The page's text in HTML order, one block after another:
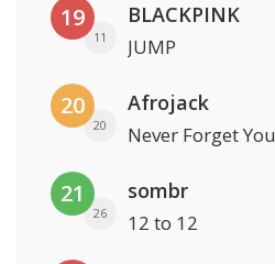
19
11
BLACKPINK
JUMP
20
20
Afrojack
Never Forget You
21
26
sombr
12 to 12